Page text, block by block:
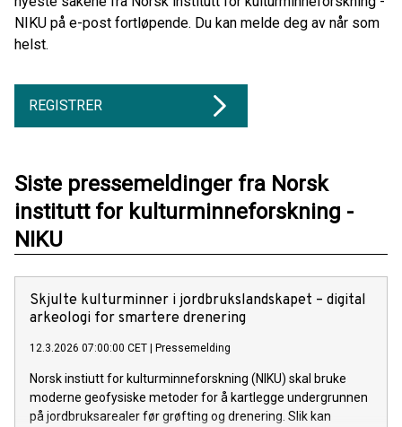
NIKU på e-post fortløpende. Du kan melde deg av når som
helst.
REGISTRER
Siste pressemeldinger fra Norsk
institutt for kulturminneforskning -
NIKU
Skjulte kulturminner i jordbrukslandskapet – digital
arkeologi for smartere drenering
12.3.2026 07:00:00 CET Pressemelding
Norsk instiutt for kulturminneforskning (NIKU) skal bruke
moderne geofysiske metoder for å kartlegge undergrunnen
på jordbruksarealer før grøfting og drenering. Slik kan